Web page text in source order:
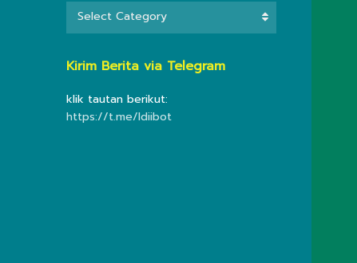
KATEGORI
Select Category
Kirim Berita via Telegram
klik tautan berikut:
https://t.me/ldiibot